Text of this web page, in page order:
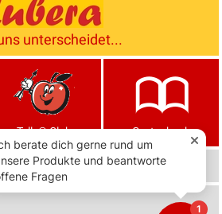
unterscheidet...
Tells® Club Gartenbuch